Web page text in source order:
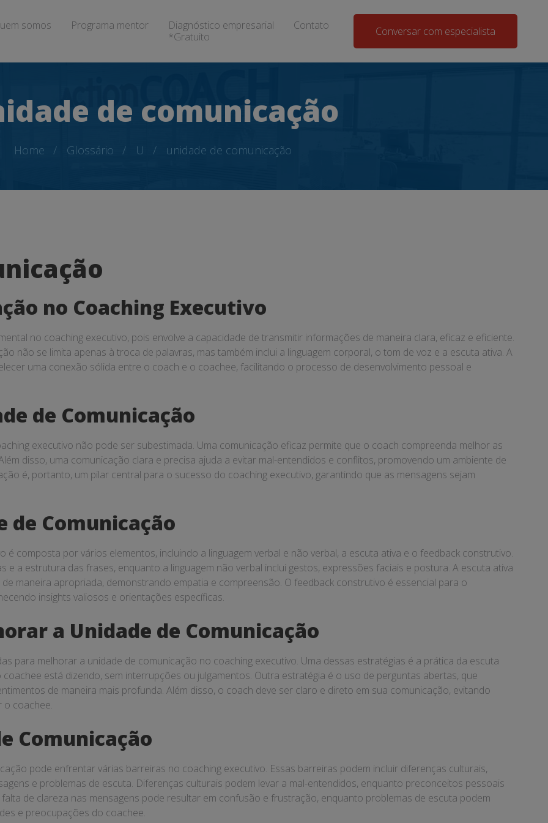
somos Programa mentor
Diagnóstico empresarial
*Gratuito
Contato Conversar com especialista
de comunicação
Home Glossário U unidade de comunicação
no Coaching Executivo
no coaching executivo, pois envolve a capacidade de transmitir informações de maneira clara, eficaz e eficiente.
não se limita apenas à troca de palavras, mas também inclui a linguagem corporal, o tom de voz e a escuta ativa. A
uma conexão sólida entre o coach e o coachee, facilitando o processo de desenvolvimento pessoal e
de Comunicação
executivo não pode ser subestimada. Uma comunicação eficaz permite que o coach compreenda melhor as
disso, uma comunicação clara e precisa ajuda a evitar mal-entendidos e conflitos, promovendo um ambiente de
é, portanto, um pilar central para o sucesso do coaching executivo, garantindo que as mensagens sejam
de Comunicação
é composta por vários elementos, incluindo a linguagem verbal e não verbal, a escuta ativa e o feedback construtivo.
e a estrutura das frases, enquanto a linguagem não verbal inclui gestos, expressões faciais e postura. A escuta ativa
maneira apropriada, demonstrando empatia e compreensão. O feedback construtivo é essencial para o
insights valiosos e orientações específicas.
a Unidade de Comunicação
para melhorar a unidade de comunicação no coaching executivo. Uma dessas estratégias é a prática da escuta
está dizendo, sem interrupções ou julgamentos. Outra estratégia é o uso de perguntas abertas, que
de maneira mais profunda. Além disso, o coach deve ser claro e direto em sua comunicação, evitando
o coachee.
Comunicação
pode enfrentar várias barreiras no coaching executivo. Essas barreiras podem incluir diferenças culturais,
e problemas de escuta. Diferenças culturais podem levar a mal-entendidos, enquanto preconceitos pessoais
de clareza nas mensagens pode resultar em confusão e frustração, enquanto problemas de escuta podem
e preocupações do coachee.